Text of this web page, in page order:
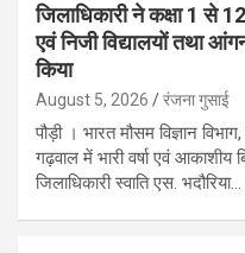
जिलाधिकारी ने कक्षा 1 से
एवं निजी विद्यालयों तथा
किया
August 5, 2026 रंजना गुसाई
पौड़ी । भारत मौसम विज्ञान
गढ़वाल में भारी वर्षा एवं
जिलाधिकारी स्वाति एस. भदौरिया…